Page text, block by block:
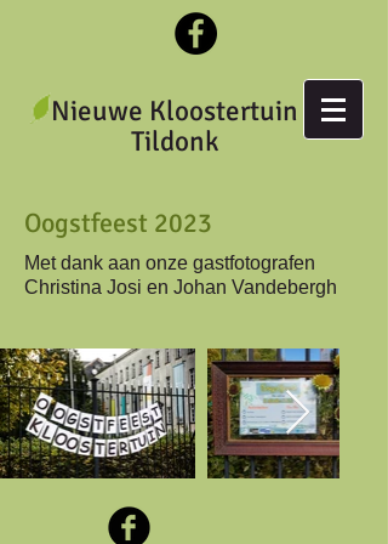
Nieuwe Kloostertuin
Tildonk
Oogstfeest 2023
Met dank aan onze gastfotografen
Christina Josi en Johan Vandebergh